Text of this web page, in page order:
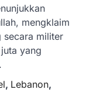
mengklaim
secara militer
yang
, Lebanon,